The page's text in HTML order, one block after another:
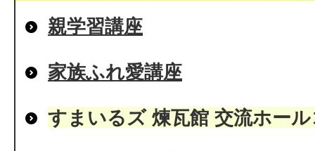
親学習講座
家族ふれ愛講座
すまいるズ 煉瓦館 交流ホー